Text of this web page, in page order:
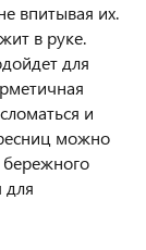
впитывая их.
в руке.
для
и
можно
бережного
для